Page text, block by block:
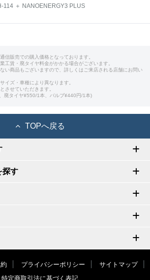
114 ＋ NANOENERGY3 PLUS
信販売での購入価格となっております。
工賃・廃タイヤ料金がかかる場合がございます。
い商品もございますので、詳しくはご来店される店舗にお問い
イズ・車種により異なります。
せていただきます。
廃タイヤ¥550/1本、バルブ¥440円/1本)
TOPへ戻る
探す
プライバシーポリシー
サイトマップ
特定商取引法に基づく表記